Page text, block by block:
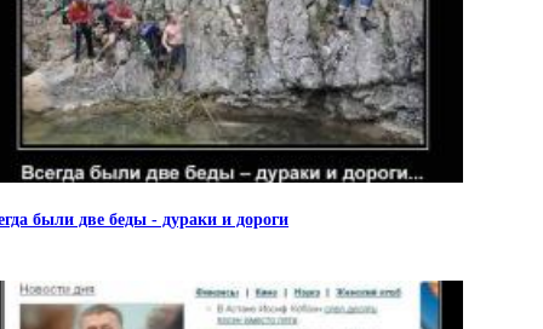
были две беды - дураки и дороги